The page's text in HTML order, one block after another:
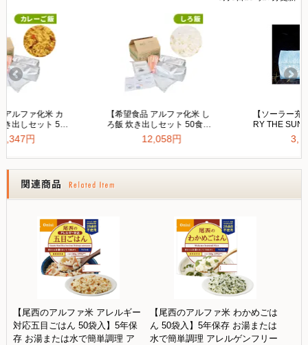
【尾西のアルファ米 アレルギー
対応五目ごはん 50袋入】5年保
存 お湯または水で簡単調理 ア
【尾西のアルファ米 わかめごは
ん 50袋入】5年保存 お湯または
水で簡単調理 アレルゲンフリー